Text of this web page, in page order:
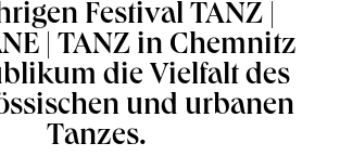
Festival TANZ |
| TANZ in Chemnitz
die Vielfalt des
und urbanen
Tanzes.